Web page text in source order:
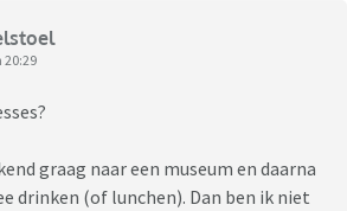
graag naar een museum en daarna
drinken (of lunchen). Dan ben ik niet